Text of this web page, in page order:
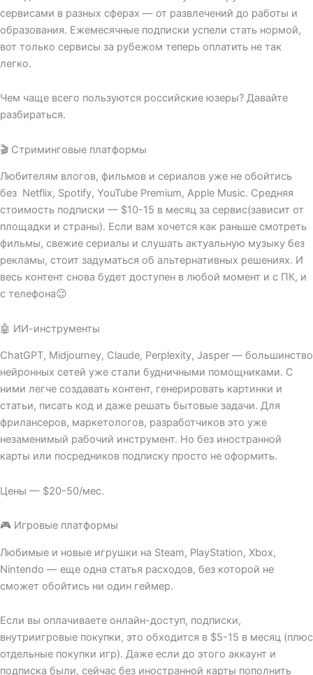
сервисами в разных сферах — от развлечений до работы и
образования. Ежемесячные подписки успели стать нормой,
вот только сервисы за рубежом теперь оплатить не так
легко.
Чем чаще всего пользуются российские юзеры? Давайте
разбираться.
🎬 Стриминговые платформы
Любителям влогов, фильмов и сериалов уже не обойтись
без Netflix, Spotify, YouTube Premium, Apple Music. Средняя
стоимость подписки — $10-15 в месяц за сервис(зависит от
площадки и страны). Если вам хочется как раньше смотреть
фильмы, свежие сериалы и слушать актуальную музыку без
рекламы, стоит задуматься об альтернативных решениях. И
весь контент снова будет доступен в любой момент и с ПК, и
с телефона😉
🤖 ИИ-инструменты
ChatGPT, Midjourney, Claude, Perplexity, Jasper — большинство
нейронных сетей уже стали будничными помощниками. С
ними легче создавать контент, генерировать картинки и
статьи, писать код и даже решать бытовые задачи. Для
фрилансеров, маркетологов, разработчиков это уже
незаменимый рабочий инструмент. Но без иностранной
карты или посредников подписку просто не оформить.
Цены — $20-50/мес.
🎮 Игровые платформы
Любимые и новые игрушки на Steam, PlayStation, Xbox,
Nintendo — еще одна статья расходов, без которой не
сможет обойтись ни один геймер.
Если вы оплачиваете онлайн-доступ, подписки,
внутриигровые покупки, это обходится в $5-15 в месяц (плюс
отдельные покупки игр). Даже если до этого аккаунт и
подписка были, сейчас без иностранной карты пополнить